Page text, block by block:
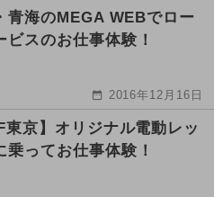
青海のMEGA WEBでロー
ビスのお仕事体験！
2016年12月16日
東京】オリジナル電動レッ
乗ってお仕事体験！